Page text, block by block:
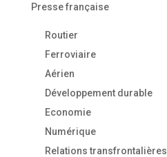
Presse française
Routier
Ferroviaire
Aérien
Développement durable
Economie
Numérique
Relations transfrontalières